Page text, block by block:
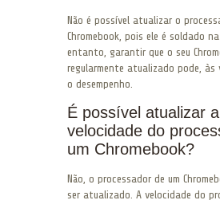
Não é possível atualizar o
Chromebook, pois ele é soldado
entanto, garantir que o seu
regularmente atualizado pode, às
o desempenho.
É possível atualizar a
velocidade do
um Chromebook?
Não, o processador de um
ser atualizado. A velocidade do